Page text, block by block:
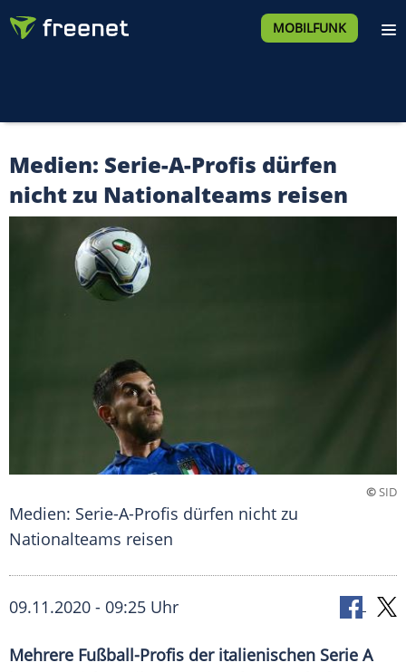
MOBILFUNK
Medien: Serie-A-Profis dürfen
nicht zu Nationalteams reisen
©SID
Medien: Serie-A-Profis dürfen nicht zu
Nationalteams reisen
09.11.2020 - 09:25 Uhr
Mehrere Fußball-Profis der italienischen Serie A